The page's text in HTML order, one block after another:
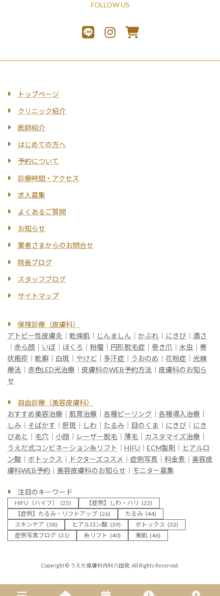
FOLLOW US
トップページ
クリニック紹介
医師紹介
はじめての方へ
予約について
診療時間・アクセス
求人募集
よくあるご質問
お知らせ
業者さまからのお問合せ
院長ブログ
スタッフブログ
サイトマップ
保険診療（皮膚科）
アトピー性皮膚炎
乾燥肌 じんましん かぶれ にきび
酒さ
赤ら顔 いぼ ほくろ 粉瘤 円形脱毛症 巻き爪 水虫
帯
状疱疹
乾癬 白斑 やけど 多汗症 うおのめ 花粉症
光線
療法
赤色LED光治療 皮膚科のWEB予約方法
皮膚科のお知ら
せ
自由診療（美容皮膚科）
おすすめ美容治療
肌育治療 各種ピーリング 各種導入治療
しみ
そばかす 肝斑 しわ たるみ 目のくま にきび
にき
びあと
毛穴 小顔 レーザー脱毛 薄毛 カスタマイズ治療
うえだ式コンビネーション糸リフト
HIFU ECM製剤
ヒアルロ
ン酸
ボトックス ドクターズコスメ 症例写真 料金表
美容皮
膚科WEB予約
美容皮膚科のお知らせ モニター募集
注目のキーワード
HIFU（ハイフ） (25) 【症例】しわ・ハリ (22)
【症例】たるみ・リフトアップ (26) たるみ (44)
スキンケア (38) ヒアルロン酸 (39) ボトックス (33)
症例写真ブログ (31) 糸リフト (40) 美肌 (46)
Copyright © うえだ皮膚科内科八田院. All Rights Reserved.